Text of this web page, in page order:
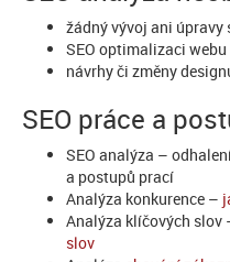
žádný vývoj ani
SEO optimalizaci
návrhy či změny
SEO práce a
SEO analýza –
a postupů prací
Analýza konkurence –
Analýza klíčových slov
slov